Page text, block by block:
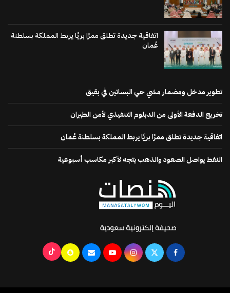
اتفاقية جديدة تطلق ممرًا بريًا يربط المملكة بسلطنة
عُمان
تطوير مدخل ومضمار مشي حي البساتين في بقيق
تخريج الدفعة الأولى من الدبلوم التنفيذي لأمن الطيران
اتفاقية جديدة تطلق ممرًا بريًا يربط المملكة بسلطنة عُمان
النفط يواصل الصعود والذهب يتجه لأكبر مكاسب أسبوعية